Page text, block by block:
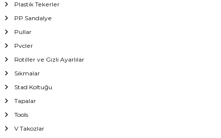
Plastik Tekerler
PP Sandalye
Pullar
Pvcler
Rotiller ve Gizli Ayarlılar
Sıkmalar
Stad Koltuğu
Tapalar
Tools
V Takozlar